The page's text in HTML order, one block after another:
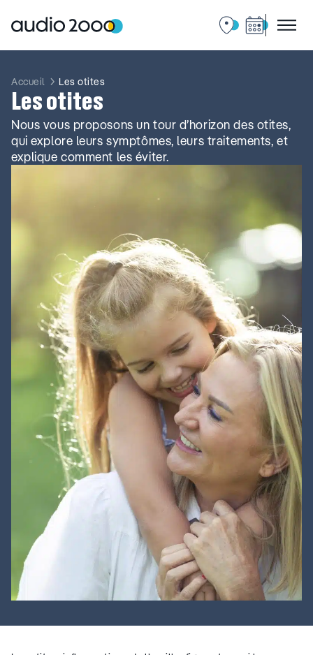
contenu
Accueil Les otites
Les otites
Nous vous proposons un tour d’horizon des otites,
qui explore leurs symptômes, leurs traitements, et
explique comment les éviter.